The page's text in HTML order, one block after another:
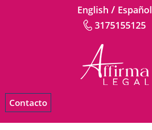
English / Español
3175155125
Contacto